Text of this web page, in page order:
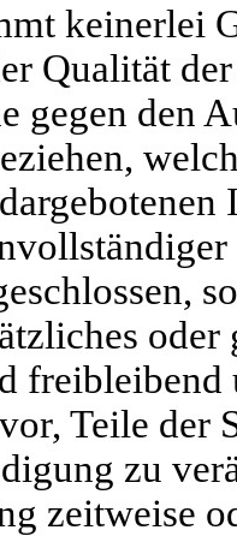
keinerlei
Qualität
gegen den
Teile der
zu
zeitweise